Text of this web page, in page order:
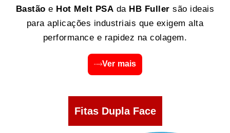
Bastão e Hot Melt PSA da HB Fuller são ideais
para aplicações industriais que exigem alta
performance e rapidez na colagem.
Ver mais
Fitas Dupla Face